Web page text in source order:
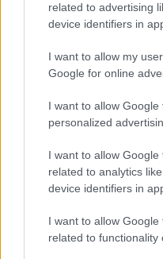
related to advertising
device identifiers in
I want to allow my
Google for online
I want to allow Google
personalized
I want to allow
related to analytics
device identifiers in
I want to allow
related to functionality
Στο δελτίο
παρουσιάστηκε η
από τονΚώστα
ιδιαίτερα
καταγράφοντας
γνώμης και
ανατροπές.
Διαβάστε ακόμη
Παλαιό
και